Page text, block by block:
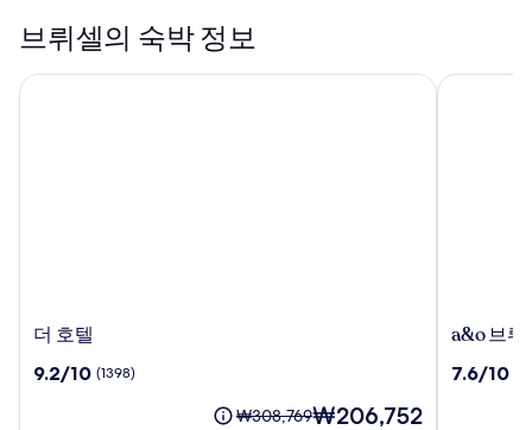
브뤼셀의 숙박 정보
더
텔
더 호텔
10
9.2/10 (1398)
요
₩308,769현
₩206,752
더 호텔
a&o
뤼
a&o 브뤼
10
7.6/10
a&o 브뤼